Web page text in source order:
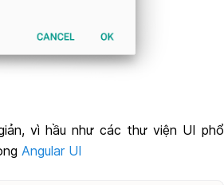
vì hầu như các thư viện UI phổ
Angular UI